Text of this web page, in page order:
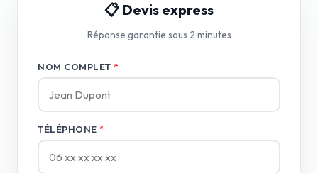
📋 Devis express
Réponse garantie sous 2 minutes
NOM COMPLET *
TÉLÉPHONE *